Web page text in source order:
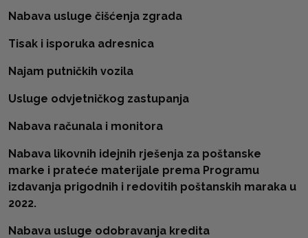
Nabava usluge čišćenja zgrada
Tisak i isporuka adresnica
Najam putničkih vozila
Usluge odvjetničkog zastupanja
Nabava računala i monitora
Nabava likovnih idejnih rješenja za poštanske
marke i prateće materijale prema Programu
izdavanja prigodnih i redovitih poštanskih maraka u
2022.
Nabava usluge odobravanja kredita